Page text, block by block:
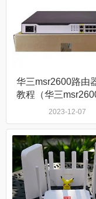
华三msr2600路由
教程（华三
器怎么设置）
2023-12-07